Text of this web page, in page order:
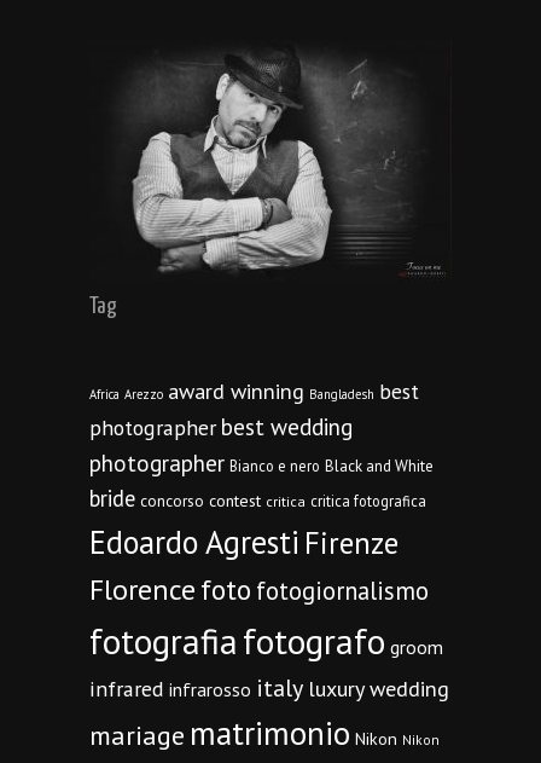
Tag
Africa Arezzo award winning Bangladesh best
photographer best wedding
photographer Bianco e nero Black and White
bride concorso contest critica critica fotografica
Edoardo Agresti Firenze
Florencefoto fotogiornalismo
fotografiafotografo groom
infrared infrarosso italy luxury wedding
mariage matrimonio Nikon Nikon